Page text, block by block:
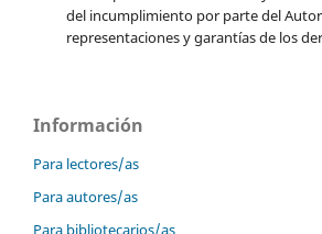
del incumplimiento por parte del
representaciones y garantías de los
Información
Para lectores/as
Para autores/as
Para bibliotecarios/as